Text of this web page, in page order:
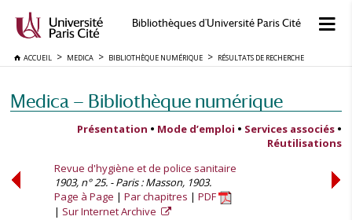
Bibliothèques d'Université Paris Cité
ACCUEIL MEDICA BIBLIOTHÈQUE NUMÉRIQUE RÉSULTATS DE RECHERCHE
Medica — Bibliothèque numérique
Présentation • Mode d’emploi • Services associés •
Réutilisations
Revue d'hygiène et de police sanitaire
1903, n° 25. - Paris : Masson, 1903.
Page à Page
Par chapitres
PDF
Sur Internet Archive